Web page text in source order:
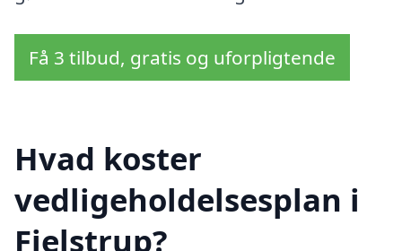
Få 3 tilbud, gratis og uforpligtende
Hvad koster
vedligeholdelsesplan i
Fjelstrup?